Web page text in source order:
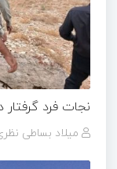
نجات فرد گرفتار
میلاد بساطی